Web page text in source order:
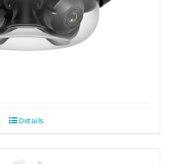
Details